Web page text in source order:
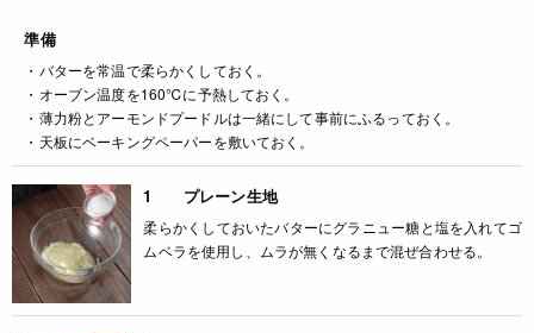
準備
・バターを常温で柔らかくしておく。
・オーブン温度を160℃に予熱しておく。
・薄力粉とアーモンドプードルは一緒にして事前にふるっておく。
・天板にベーキングペーパーを敷いておく。
1 プレーン生地
柔らかくしておいたバターにグラニュー糖と塩を入れてゴ
ムベラを使用し、ムラが無くなるまで混ぜ合わせる。